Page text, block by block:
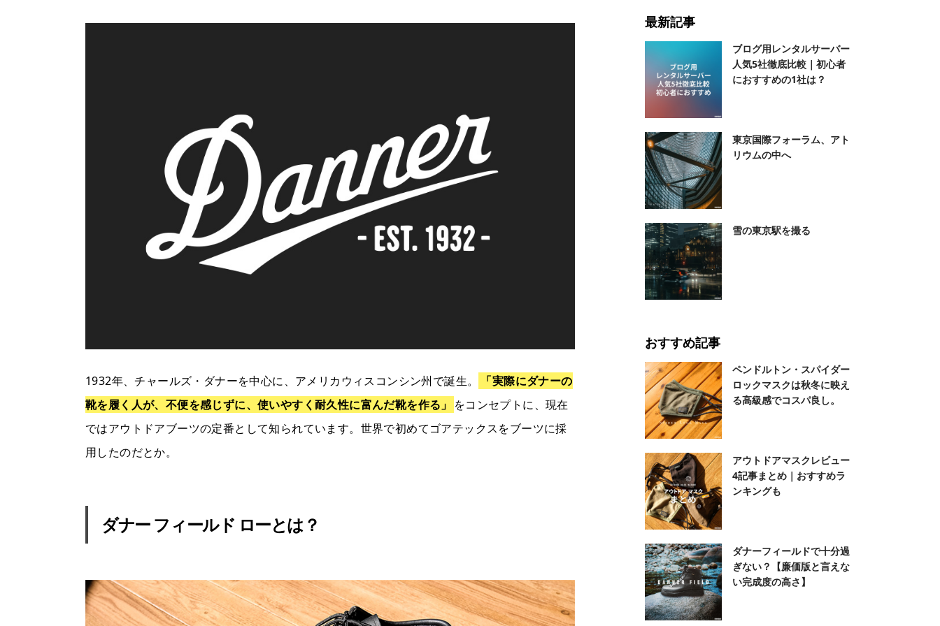
1932年、チャールズ・ダナーを中心に、アメリカウィスコンシン州で誕生。
「実際にダナーの
靴を履く人が、不便を感じずに、使いやすく耐久性に富んだ靴を作る」 をコンセプトに、現在
ではアウトドアブーツの定番として知られています。世界で初めてゴアテックスをブーツに採
用したのだとか。
ダナー フィールド ローとは？
最新記事
ブログ用レンタルサーバー
人気5社徹底比較｜初心者
におすすめの1社は？
東京国際フォーラム、アト
リウムの中へ
雪の東京駅を撮る
おすすめ記事
ペンドルトン・スパイダー
ロックマスクは秋冬に映え
る高級感でコスパ良し。
アウトドアマスクレビュー
4記事まとめ｜おすすめラ
ンキングも
ダナーフィールドで十分過
ぎない？【廉価版と言えな
い完成度の高さ】